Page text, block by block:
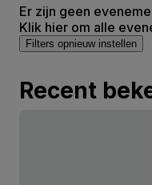
Er zijn geen
Klik hier om alle
Filters opnieuw instellen
Recent